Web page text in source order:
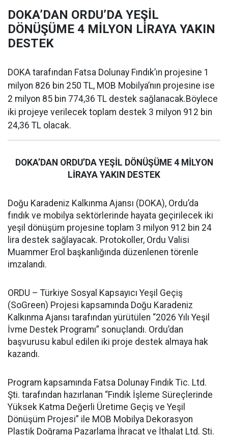
DOKA’DAN ORDU’DA YEŞİL
DÖNÜŞÜME 4 MİLYON LİRAYA YAKIN
DESTEK
DOKA tarafından Fatsa Dolunay Fındık’ın projesine 1
milyon 826 bin 250 TL, MOB Mobilya’nın projesine ise
2 milyon 85 bin 774,36 TL destek sağlanacak.Böylece
iki projeye verilecek toplam destek 3 milyon 912 bin
24,36 TL olacak.
DOKA’DAN ORDU’DA YEŞİL DÖNÜŞÜME 4 MİLYON
LİRAYA YAKIN DESTEK
Doğu Karadeniz Kalkınma Ajansı (DOKA), Ordu’da
fındık ve mobilya sektörlerinde hayata geçirilecek iki
yeşil dönüşüm projesine toplam 3 milyon 912 bin 24
lira destek sağlayacak. Protokoller, Ordu Valisi
Muammer Erol başkanlığında düzenlenen törenle
imzalandı.
ORDU – Türkiye Sosyal Kapsayıcı Yeşil Geçiş
(SoGreen) Projesi kapsamında Doğu Karadeniz
Kalkınma Ajansı tarafından yürütülen “2026 Yılı Yeşil
İvme Destek Programı” sonuçlandı. Ordu’dan
başvurusu kabul edilen iki proje destek almaya hak
kazandı.
Program kapsamında Fatsa Dolunay Fındık Tic. Ltd.
Şti. tarafından hazırlanan “Fındık İşleme Süreçlerinde
Yüksek Katma Değerli Üretime Geçiş ve Yeşil
Dönüşüm Projesi” ile MOB Mobilya Dekorasyon
Plastik Doğrama Pazarlama İhracat ve İthalat Ltd. Şti.